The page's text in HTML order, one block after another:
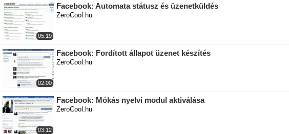
05:19
Facebook: Automata státusz és üzenetküldés
ZeroCool.hu
02:00
Facebook: Fordított állapot üzenet készítés
ZeroCool.hu
03:12
Facebook: Mókás nyelvi modul aktiválása
ZeroCool.hu